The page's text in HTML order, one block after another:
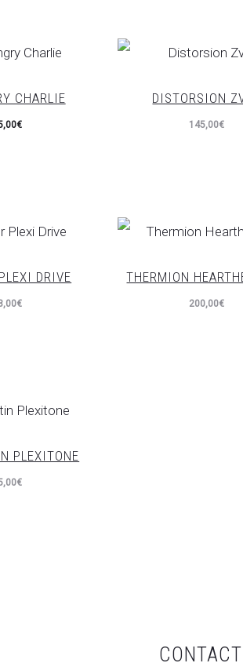
CHARLIE
€
DISTORSION
145,00€
DRIVE
€
THERMION
200,00€
PLEXITONE
€